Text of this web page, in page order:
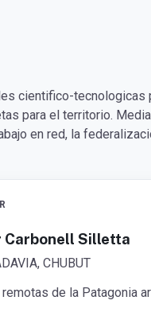
cientifico-tecnologicas
para el territorio.
en red, la
Carbonell Silletta
CHUBUT
de la